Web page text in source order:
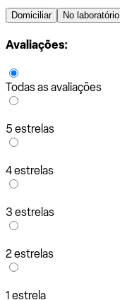
Domiciliar No laboratório
Avaliações:
Todas as avaliações
5 estrelas
4 estrelas
3 estrelas
2 estrelas
1 estrela